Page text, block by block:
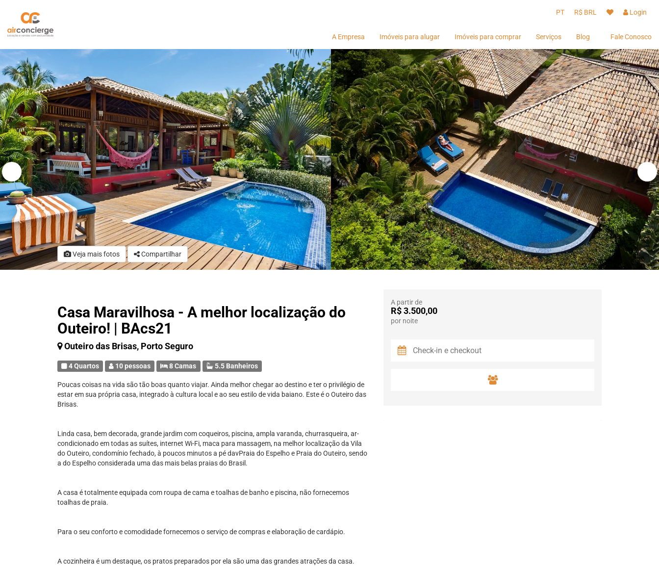
PT R$ BRL Login
A Empresa Imóveis para alugar Imóveis para comprar Serviços
Hóspedes
Proprietários
Blog
Hóspedes
Proprietários
Fale Conosco
Veja mais fotos Compartilhar
Casa Maravilhosa - A melhor localização do
Outeiro! | BAcs21
Outeiro das Brisas, Porto Seguro
4 Quartos 10 pessoas 8 Camas 5.5 Banheiros
Poucas coisas na vida são tão boas quanto viajar. Ainda melhor chegar ao destino e ter o privilégio de
estar em sua própria casa, integrado à cultura local e ao seu estilo de vida baiano. Este é o Outeiro das
Brisas.
Linda casa, bem decorada, grande jardim com coqueiros, piscina, ampla varanda, churrasqueira, ar-
condicionado em todas as suítes, internet Wi-Fi, maca para massagem, na melhor localização da Vila
do Outeiro, condomínio fechado, à poucos minutos a pé davPraia do Espelho e Praia do Outeiro, sendo
a do Espelho considerada uma das mais belas praias do Brasil.
A casa é totalmente equipada com roupa de cama e toalhas de banho e piscina, não fornecemos
toalhas de praia.
Para o seu conforto e comodidade fornecemos o serviço de compras e elaboração de cardápio.
A cozinheira é um destaque, os pratos preparados por ela são uma das grandes atrações da casa.
A partir de
R$ 3.500,00
por noite